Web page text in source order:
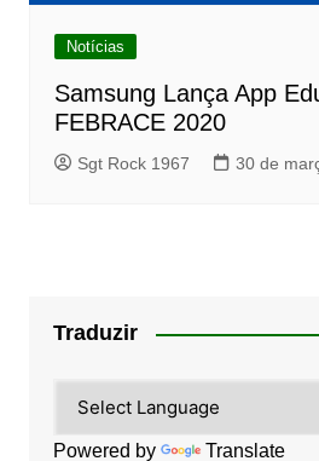
Notícias
Samsung Lança App
FEBRACE 2020
Sgt Rock 1967 30 de
Traduzir
Powered by Translate